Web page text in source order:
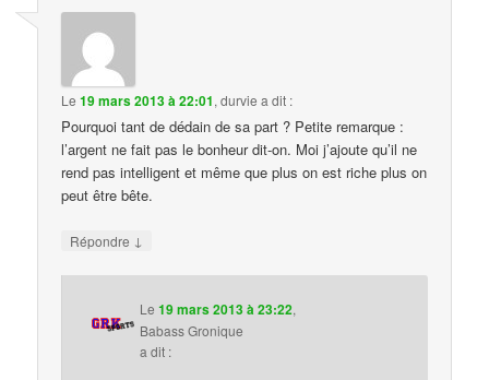
Le19 mars 2013 à 22:01,durvie a dit :
Pourquoi tant de dédain de sa part ? Petite remarque :
l’argent ne fait pas le bonheur dit-on. Moi j’ajoute qu’il ne
rend pas intelligent et même que plus on est riche plus on
peut être bête.
Répondre ↓
Le19 mars 2013 à 23:22,
Babass Gronique
a dit :